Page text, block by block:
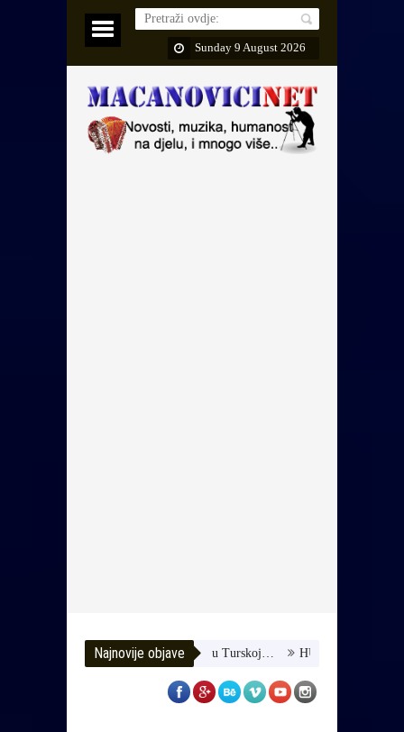
Sunday 9 August 2026
Najnovije objave
joj da dobije terapiju u Turskoj… HUSE TATAREVIĆ